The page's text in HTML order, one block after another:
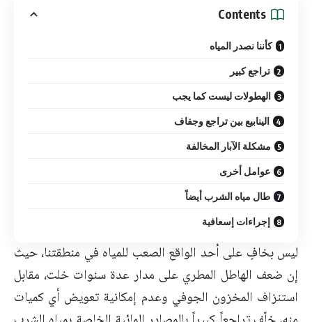
Contents
كأننا نصدر المياه
تراجع كبير
الهطولات ليست كما يجب
الينابيع بين تراجع وجفاف
مشكلة الآبار المخالفة
عوامل أخرى
طال مياه الشرب أيضاً
إجراءات إسعافية
ليس بخافٍ على أحد الواقع الصعب للمياه في منطقتنا، حيث
إن ضعف الهاطل المطري على مدار عدة سنوات خلت، مقابل
استنزاف المخزون الجوفي وعدم إمكانية تعويض أي كميات